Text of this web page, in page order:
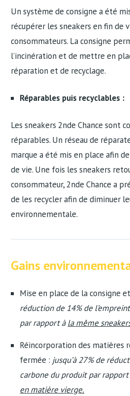
Un système de consigne a été
récupérer les sneakers en fin de
consommateurs. La consigne
l’incinération et de mettre en
réparation et de recyclage.
Réparables puis recyclables :
Les sneakers 2nde Chance sont
réparables. Un réseau de
marque a été mis en place afin
de vie. Une fois les sneakers
consommateur, 2nde Chance a
de les recycler afin de diminuer
environnementale.
Gains
Mise en place de la consigne
réduction de 14% de
par rapport àla même
Réincorporation des matières
fermée : jusqu’à 27% de
carbone du produit par
en matière vierge.